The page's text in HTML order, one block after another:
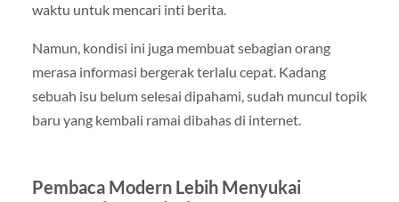
waktu untuk mencari inti berita.
Namun, kondisi ini juga membuat sebagian orang
merasa informasi bergerak terlalu cepat. Kadang
sebuah isu belum selesai dipahami, sudah muncul topik
baru yang kembali ramai dibahas di internet.
Pembaca Modern Lebih Menyukai